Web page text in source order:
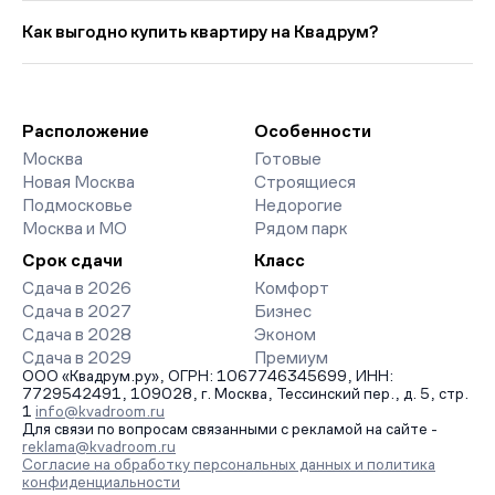
1 407 руб. выше прошлого месяца.
сдачи в 2028 году», вы найдете проекты от эконом- до
премиум-класса. На страницах ЖК доступны отзывы жильцов
о качестве строительства, интерактивный генплан корпусов,
Как выгодно купить квартиру на Квадрум?
организует просмотр и поможет одобрить ипотеку по
минимальной ставке. Чтобы зафиксировать цену, оставьте
заявку на обратный звонок.
Расположение
Москва
Новая Москва
Подмосковье
Москва и МО
Особенности
Готовые
Строящиеся
Недорогие
Рядом парк
Срок сдачи
Сдача в 2026
Сдача в 2027
Сдача в 2028
Сдача в 2029
Класс
Комфорт
Бизнес
Эконом
Премиум
ООО «Квадрум.ру», ОГРН: 1067746345699, ИНН:
7729542491, 109028, г. Москва, Тессинский пер., д. 5, стр.
1 info@kvadroom.ru
Для связи по вопросам связанными с рекламой на сайте -
reklama@kvadroom.ru
Согласие на обработку персональных данных и политика
конфиденциальности